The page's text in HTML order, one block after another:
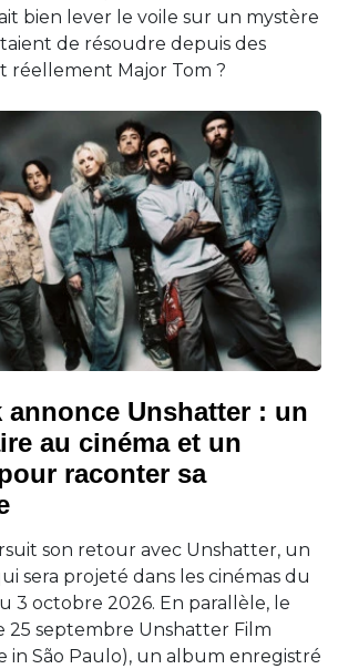
bien lever le voile sur un mystère
de résoudre depuis des
réellement Major Tom ?
annonce Unshatter : un
au cinéma et un
raconter sa
son retour avec Unshatter, un
sera projeté dans les cinémas du
3 octobre 2026. En parallèle, le
25 septembre Unshatter Film
in São Paulo), un album enregistré